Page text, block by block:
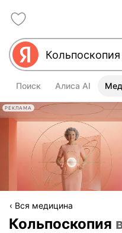
Поиск Алиса AI
РЕКЛАМА
Вся медицина
Кольпоскопия